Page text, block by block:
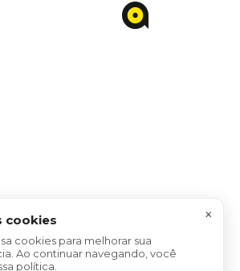
cookies
cookies para melhorar sua
Ao continuar navegando, você
política.
×